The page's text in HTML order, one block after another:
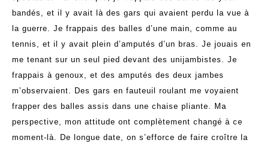
bandés, et il y avait là des gars qui avaient perdu la vue à
la guerre. Je frappais des balles d’une main, comme au
tennis, et il y avait plein d’amputés d’un bras. Je jouais en
me tenant sur un seul pied devant des unijambistes. Je
frappais à genoux, et des amputés des deux jambes
m’observaient. Des gars en fauteuil roulant me voyaient
frapper des balles assis dans une chaise pliante. Ma
perspective, mon attitude ont complètement changé à ce
moment-là. De longue date, on s’efforce de faire croître la